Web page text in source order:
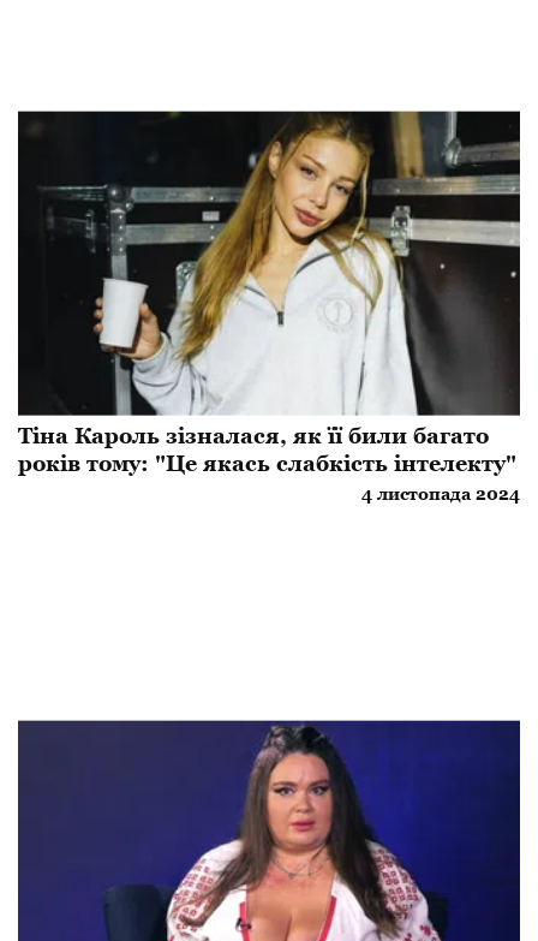
Тіна Кароль зізналася, як її били багато
років тому: "Це якась слабкість інтелекту"
4 листопада 2024